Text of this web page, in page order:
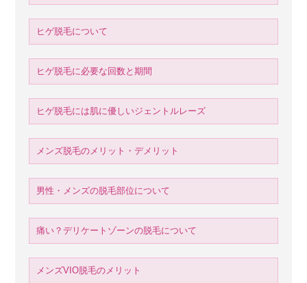
ヒゲ脱毛について
ヒゲ脱毛に必要な回数と期間
ヒゲ脱毛には肌に優しいジェントルレーズ
メンズ脱毛のメリット・デメリット
男性・メンズの脱毛部位について
痛い？デリケートゾーンの脱毛について
メンズVIO脱毛のメリット